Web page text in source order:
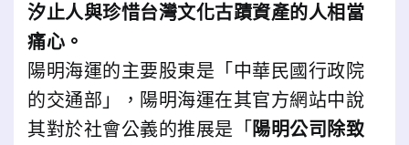
汐止人與珍惜台灣文化古蹟資產的人相當
痛心。
陽明海運的主要股東是「中華民國行政院
的交通部」，陽明海運在其官方網站中說
其對於社會公義的推展是「 陽明公司除致